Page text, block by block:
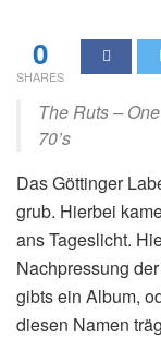
0
SHARES
The Ruts –
70’s
Das Göttinger
grub. Hierbei
ans Tageslicht.
Nachpressung
gibts ein Album,
diesen Namen